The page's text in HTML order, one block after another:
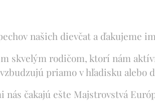
našich dievčat a ďakujeme
skvelým rodičom, ktorí nám
priamo v hľadisku alebo
nás čakajú ešte Majstrovstvá